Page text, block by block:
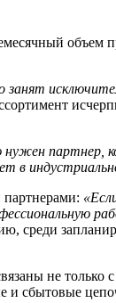
объем
занят
партнер,
в
среди
не только
и сбытовые